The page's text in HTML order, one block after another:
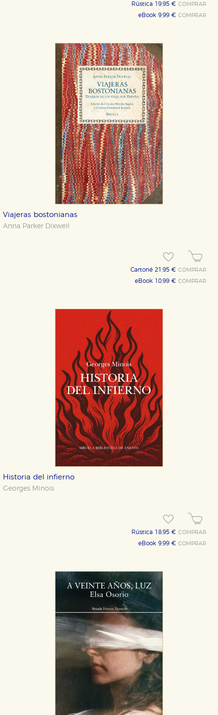
Rústica 19,95 € COMPRAR
eBook 9,99 € COMPRAR
Viajeras bostonianas
Anna Parker Dixwell
Cartoné 21,95 € COMPRAR
eBook 10,99 € COMPRAR
Historia del infierno
Georges Minois
Rústica 18,95 € COMPRAR
eBook 9,99 € COMPRAR
CONFIGURACIÓN DE COOKIES
HABILITAR TODO RECHAZAR TODO
Estas cookies son necesarias para que nuestro sitio
web funcione y no es posible deshabilitarlas desde
nuestro sistema. Es posible hacerlo desde el
navegador, pero en ese caso es posible que algunas
áreas de nuestra web dejen de funcionar